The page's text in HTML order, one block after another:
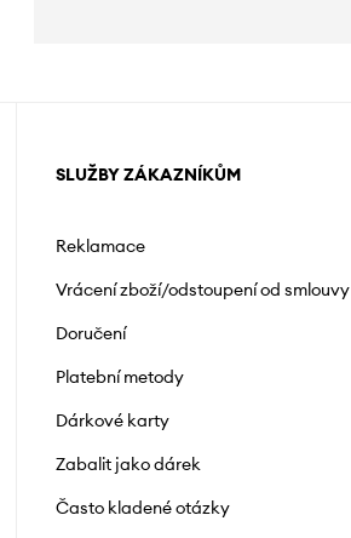
SLUŽBY ZÁKAZNÍKŮM
Reklamace
Vrácení zboží/odstoupení od smlouvy
Doručení
Platební metody
Dárkové karty
Zabalit jako dárek
Často kladené otázky